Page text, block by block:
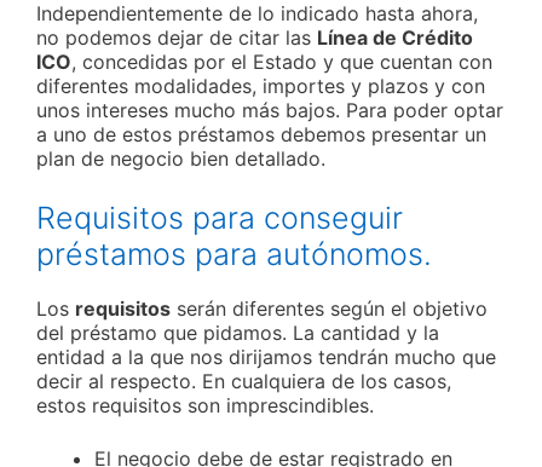
Independientemente de lo indicado hasta ahora,
no podemos dejar de citar las Línea de Crédito
ICO, concedidas por el Estado y que cuentan con
diferentes modalidades, importes y plazos y con
unos intereses mucho más bajos. Para poder optar
a uno de estos préstamos debemos presentar un
plan de negocio bien detallado.
Requisitos para conseguir
préstamos para autónomos.
Los requisitos serán diferentes según el objetivo
del préstamo que pidamos. La cantidad y la
entidad a la que nos dirijamos tendrán mucho que
decir al respecto. En cualquiera de los casos,
estos requisitos son imprescindibles.
El negocio debe de estar registrado en